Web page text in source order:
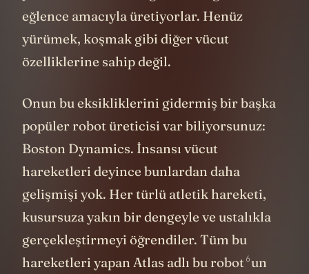
eğlence amacıyla üretiyorlar. Henüz
yürümek, koşmak gibi diğer vücut
özelliklerine sahip değil.
Onun bu eksikliklerini gidermiş bir başka
popüler robot üreticisi var biliyorsunuz:
Boston Dynamics. İnsansı vücut
hareketleri deyince bunlardan daha
gelişmişi yok. Her türlü atletik hareketi,
kusursuza yakın bir dengeyle ve ustalıkla
gerçekleştirmeyi öğrendiler. Tüm bu
hareketleri yapan Atlas adlı bu robot6un